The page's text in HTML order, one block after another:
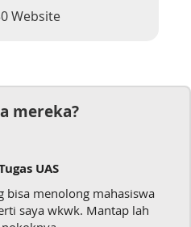
Website
mereka?
UAS
bisa menolong mahasiswa
saya wkwk. Mantap lah